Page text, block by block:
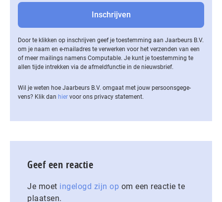
Door te klikken op inschrijven geef je toestemming aan Jaarbeurs B.V.
om je naam en e-mailadres te verwerken voor het verzenden van een
of meer mailings namens Computable. Je kunt je toestemming te
allen tijde intrekken via de af­meld­func­tie in de nieuwsbrief.
Wil je weten hoe Jaarbeurs B.V. omgaat met jouw per­soons­ge­ge­
vens? Klik dan hier voor ons privacy statement.
Geef een reactie
Je moet ingelogd zijn op om een reactie te
plaatsen.